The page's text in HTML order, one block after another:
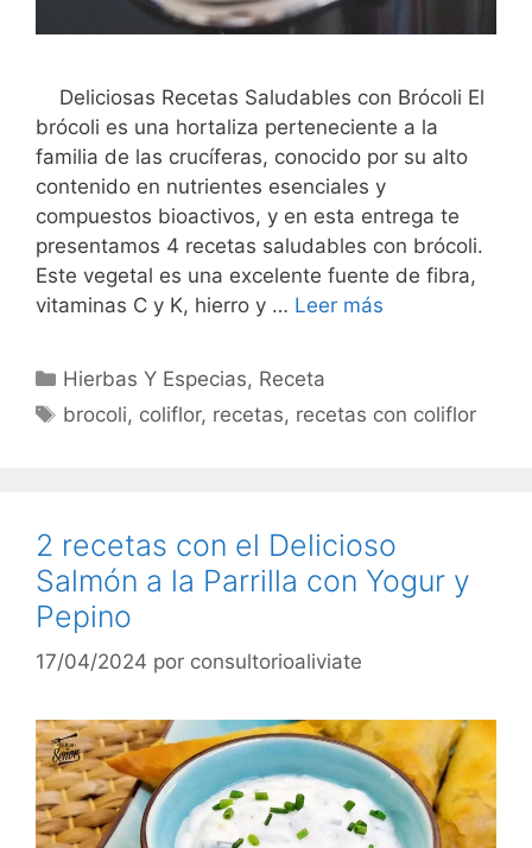
Deliciosas Recetas Saludables con Brócoli El
brócoli es una hortaliza perteneciente a la
familia de las crucíferas, conocido por su alto
contenido en nutrientes esenciales y
compuestos bioactivos, y en esta entrega te
presentamos 4 recetas saludables con brócoli.
Este vegetal es una excelente fuente de fibra,
vitaminas C y K, hierro y … Leer más
Categorías
Hierbas Y Especias, Receta
Etiquetas
brocoli, coliflor, recetas, recetas con coliflor
2 recetas con el Delicioso
Salmón a la Parrilla con Yogur y
Pepino
17/04/2024 por consultorioaliviate